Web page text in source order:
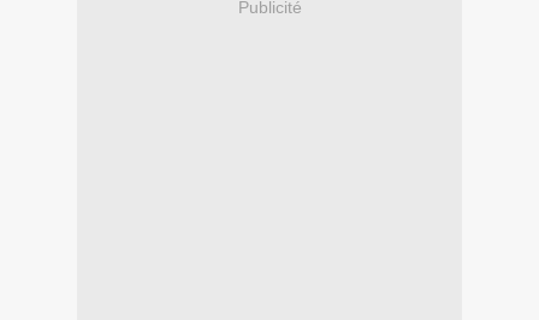
Publicité